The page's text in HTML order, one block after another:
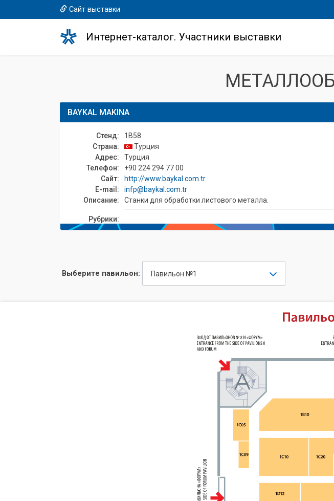
Сайт выставки
Интернет-каталог. Участники выставки
BAYKAL MAKINA
Стенд:
1B58
Страна:
Турция
Адрес:
Турция
Телефон:
+90 224 294 77 00
Сайт:
http://www.baykal.com.tr
E-mail:
infp@baykal.com.tr
Описание:
Станки для обработки листового металла.
Рубрики:
Выберите павильон: Павильон №1